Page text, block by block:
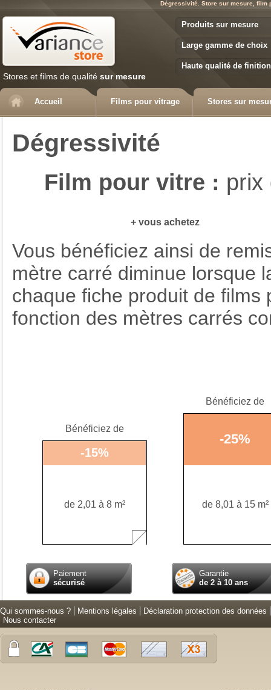
Dégressivité. Store sur mesure, film
Stores et films de qualité sur mesure
Produits sur mesure
Large gamme de choix
Haute qualité de finition
Accueil Films pour vitrage Stores sur
Dégressivité
Film pour vitre : prix
+ vous achetez
Vous bénéficiez ainsi de
mètre carré diminue lorsque
chaque fiche produit de
fonction des mètres carrés
Bénéficiez de
-15%
de 2,01 à 8 m²
Bénéficiez de
-25%
de 8,01 à 15 m²
Paiement
sécurisé
Garantie
de 2 à 10 ans
Qui sommes-nous ? Mentions légales
Déclaration protection des données
Nous contacter